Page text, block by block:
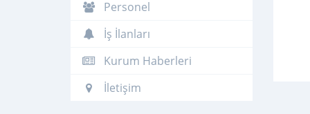
Personel
İş İlanları
Kurum Haberleri
İletişim